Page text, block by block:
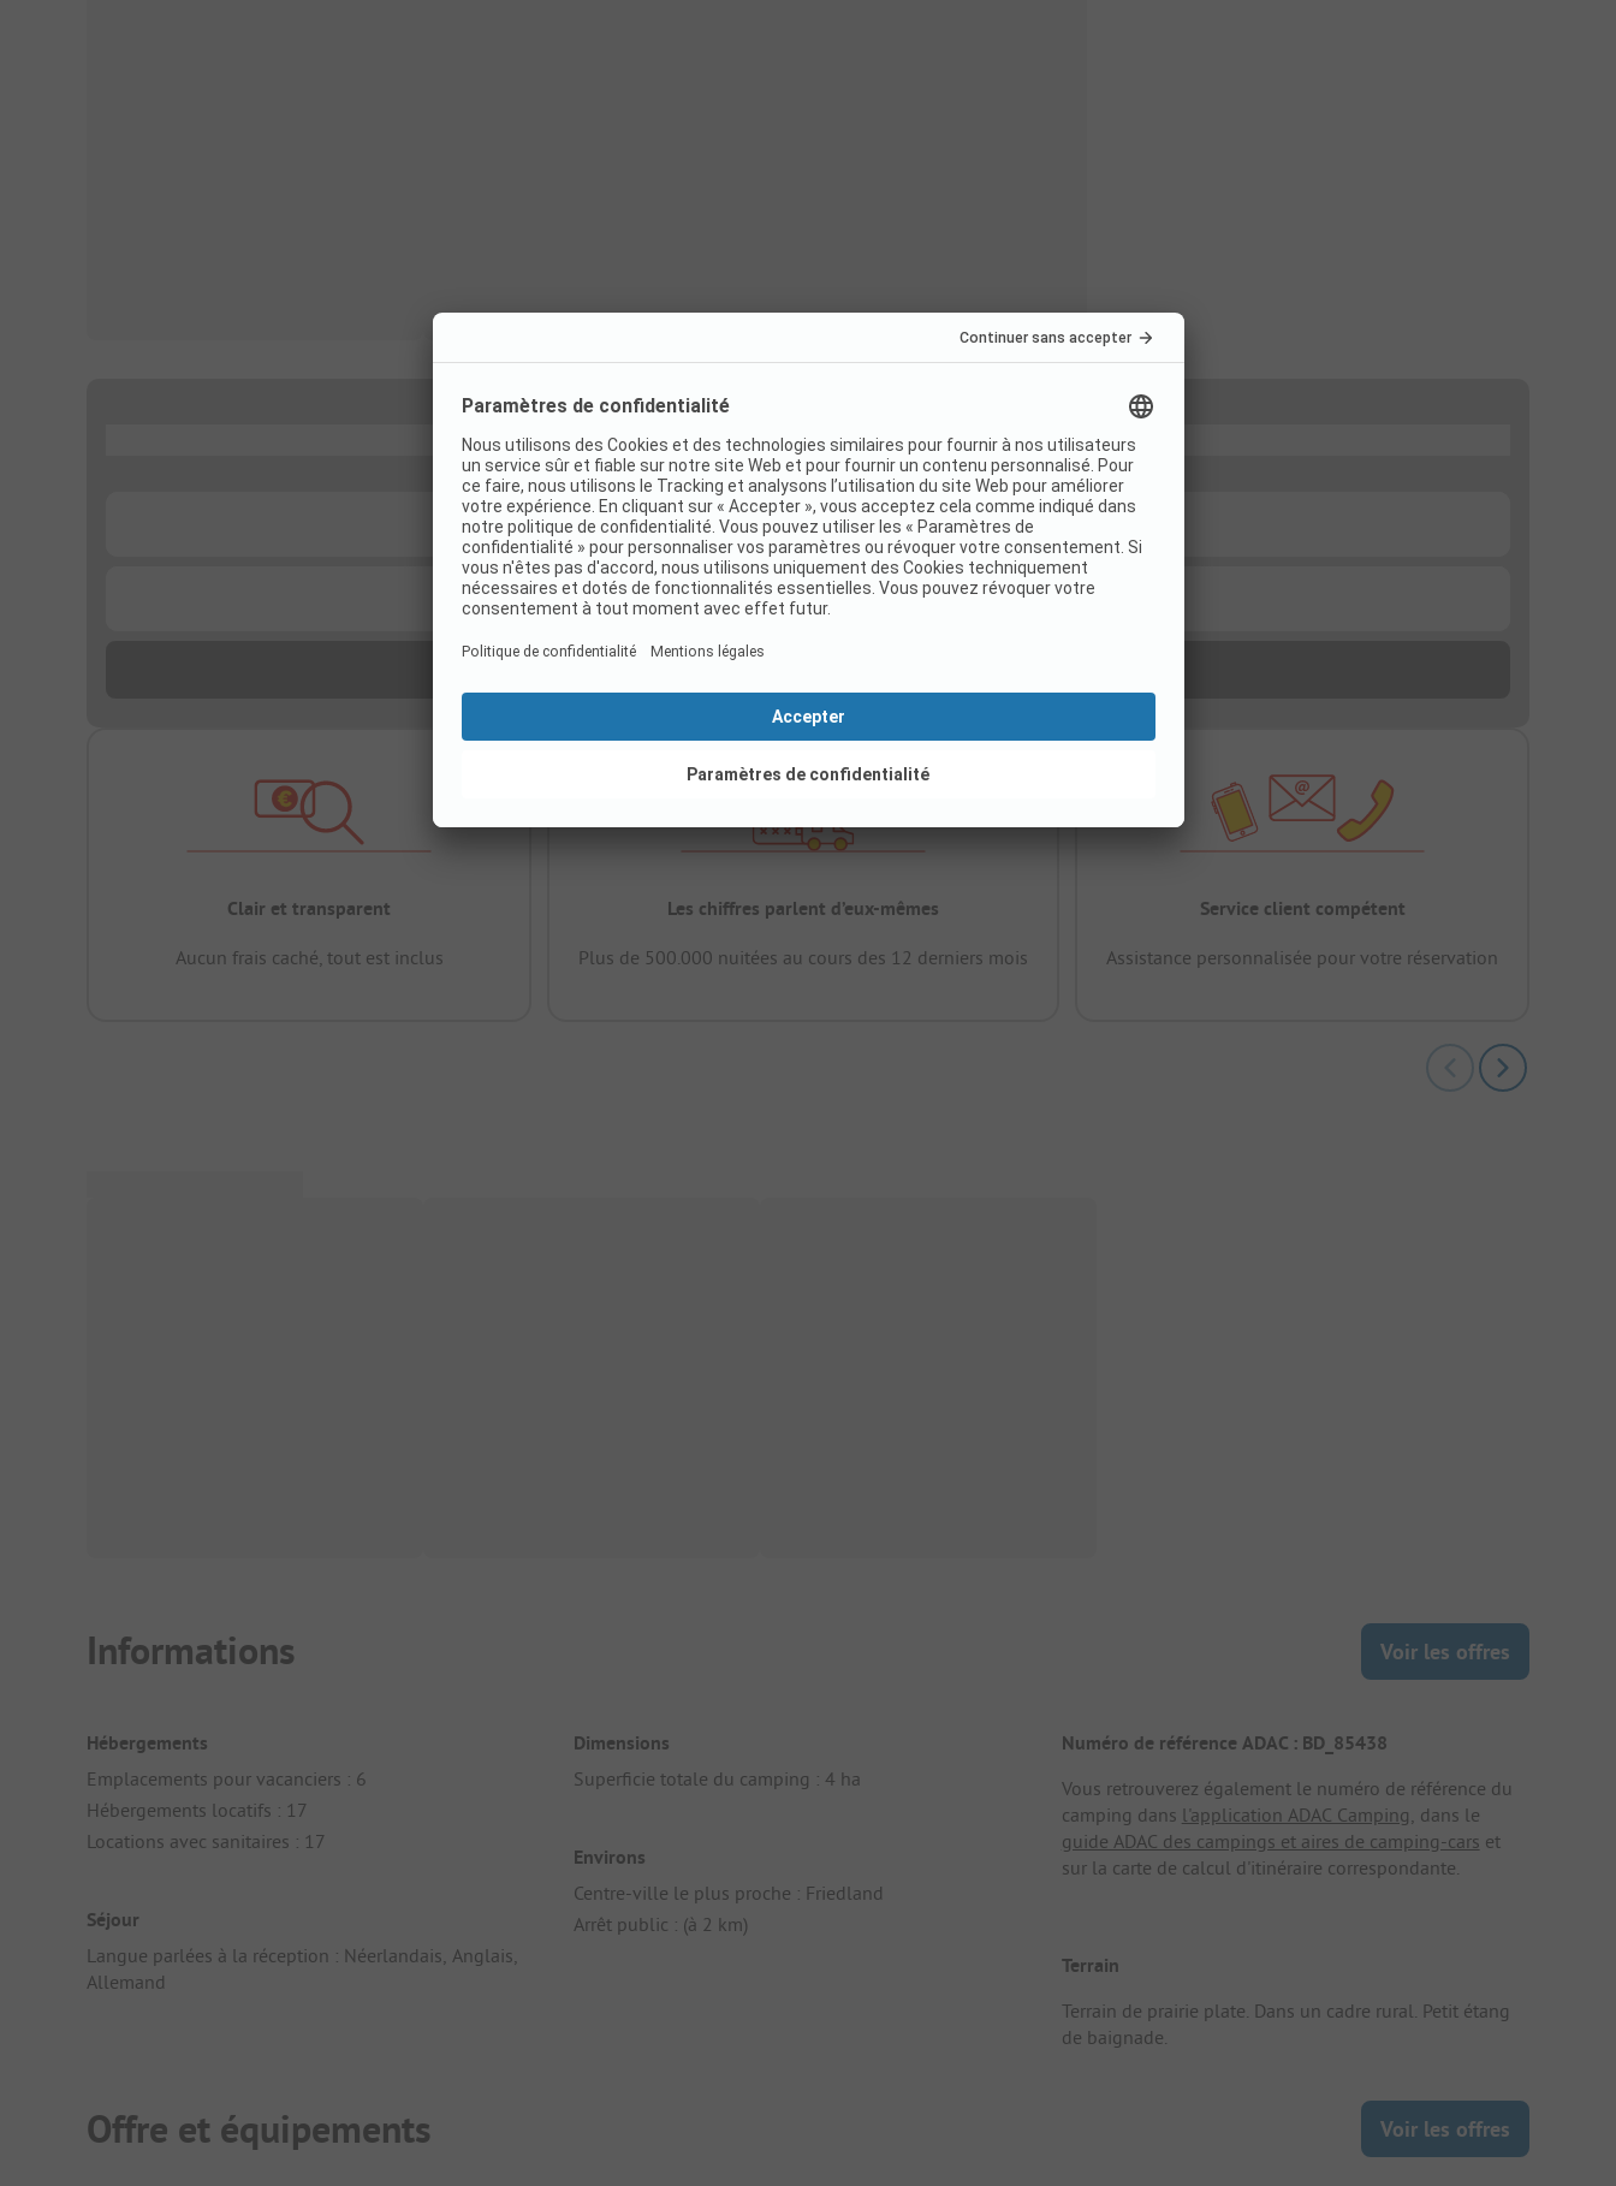
Clair et transparent
Aucun frais caché, tout est inclus
Les chiffres parlent d’eux-mêmes
Plus de 500.000 nuitées au cours des 12 derniers mois
Service client compétent
Assistance personnalisée pour votre réservation
Informations Voir les offres
Hébergements
Emplacements pour vacanciers : 6
Hébergements locatifs : 17
Locations avec sanitaires : 17
Séjour
Langue parlées à la réception : Néerlandais, Anglais,
Allemand
Dimensions
Superficie totale du camping : 4 ha
Environs
Centre-ville le plus proche : Friedland
Arrêt public : (à 2 km)
Numéro de référence ADAC : BD_85438
Vous retrouverez également le numéro de référence du
camping dans l'application ADAC Camping , dans le
guide ADAC des campings et aires de camping-cars et
sur la carte de calcul d'itinéraire correspondante.
Terrain
Terrain de prairie plate. Dans un cadre rural. Petit étang
de baignade.
Offre et équipements Voir les offres